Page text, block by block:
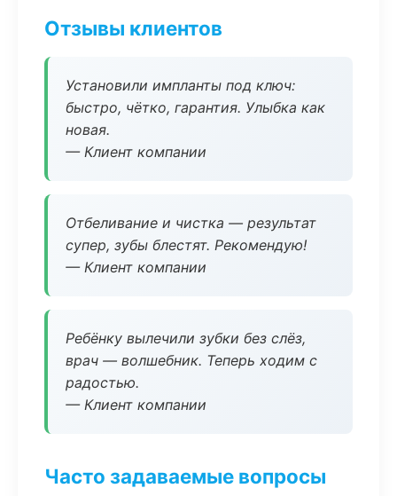
Отзывы клиентов
Установили импланты под ключ:
быстро, чётко, гарантия. Улыбка как
новая.
— Клиент компании
Отбеливание и чистка — результат
супер, зубы блестят. Рекомендую!
— Клиент компании
Ребёнку вылечили зубки без слёз,
врач — волшебник. Теперь ходим с
радостью.
— Клиент компании
Часто задаваемые вопросы